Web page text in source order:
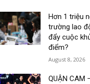
Hơn 1 triệu
trường lao
đẩy cuộc
điểm?
August 8, 2026
QUẬN CAM